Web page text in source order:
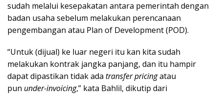
sudah melalui kesepakatan antara pemerintah dengan
badan usaha sebelum melakukan perencanaan
pengembangan atau Plan of Development (POD).
“Untuk (dijual) ke luar negeri itu kan kita sudah
melakukan kontrak jangka panjang, dan itu hampir
dapat dipastikan tidak ada transfer pricingatau
pun under-invoicing,” kata Bahlil, dikutip dari